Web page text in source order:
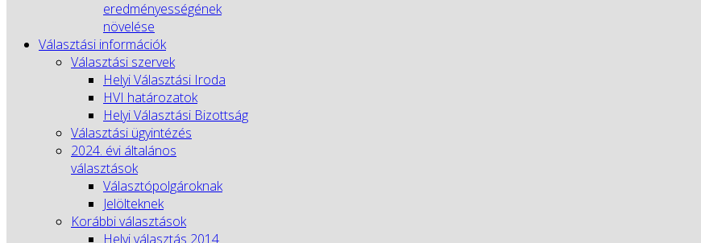
eredményességének
növelése
Választási információk
Választási szervek
Helyi Választási Iroda
HVI határozatok
Helyi Választási Bizottság
Választási ügyintézés
2024. évi általános
választások
Választópolgároknak
Jelölteknek
Korábbi választások
Helyi választás 2014